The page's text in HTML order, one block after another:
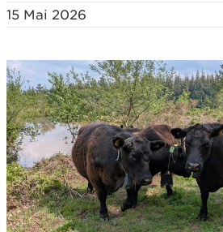
15 Mai 2026